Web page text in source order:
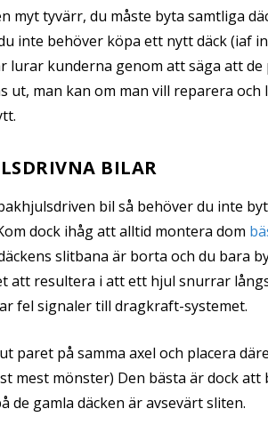
myt tyvärr, du måste byta samtliga
inte behöver köpa ett nytt däck (iaf
lurar kunderna genom att säga att de
ut, man kan om man vill reparera
BILAR
bil så behöver du inte
dock ihåg att alltid montera dom
slitbana är borta och du bara
att resultera i att ett hjul snurrar
fel signaler till dragkraft-systemet.
paret på samma axel och placera
mest mönster) Den bästa är dock att
de gamla däcken är avsevärt sliten.